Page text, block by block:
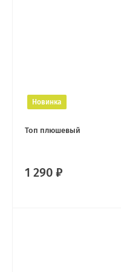
Новинка
Топ плюшевый
1 290 ₽